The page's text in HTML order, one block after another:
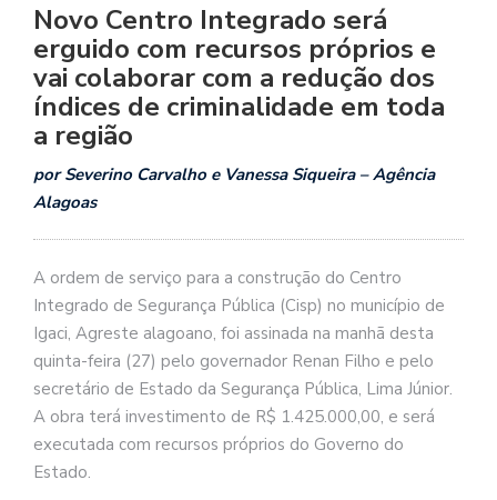
Novo Centro Integrado será
erguido com recursos próprios e
vai colaborar com a redução dos
índices de criminalidade em toda
a região
por Severino Carvalho e Vanessa Siqueira – Agência
Alagoas
A ordem de serviço para a construção do Centro
Integrado de Segurança Pública (Cisp) no município de
Igaci, Agreste alagoano, foi assinada na manhã desta
quinta-feira (27) pelo governador Renan Filho e pelo
secretário de Estado da Segurança Pública, Lima Júnior.
A obra terá investimento de R$ 1.425.000,00, e será
executada com recursos próprios do Governo do
Estado.